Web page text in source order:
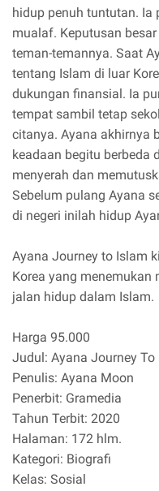
hidup penuh tuntutan.
mualaf. Keputusan
teman-temannya. Saat
tentang Islam di luar
dukungan finansial. Ia
tempat sambil tetap
citanya. Ayana akhirnya
keadaan begitu berbeda
menyerah dan
Sebelum pulang Ayana
di negeri inilah hidup
Ayana Journey to Islam
Korea yang menemukan
jalan hidup dalam Islam.
Harga 95.000
Judul: Ayana Journey To
Penulis: Ayana Moon
Penerbit: Gramedia
Tahun Terbit: 2020
Halaman: 172 hlm.
Kategori: Biografi
Kelas: Sosial